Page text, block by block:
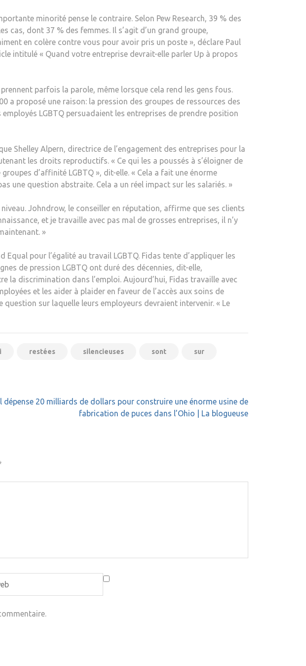
minorité pense le contraire. Selon Pew Research, 39 % des
cas, dont 37 % des femmes. Il s’agit d’un grand groupe,
en colère contre vous pour avoir pris un poste », déclare Paul
intitulé « Quand votre entreprise devrait-elle parler Up à propos
parfois la parole, même lorsque cela rend les gens fous.
a proposé une raison: la pression des groupes de ressources des
LGBTQ persuadaient les entreprises de prendre position
Shelley Alpern, directrice de l’engagement des entreprises pour la
les droits reproductifs. « Ce qui les a poussés à s’éloigner de
d’affinité LGBTQ », dit-elle. « Cela a fait une énorme
une question abstraite. Cela a un réel impact sur les salariés. »
Johndrow, le conseiller en réputation, affirme que ses clients
et je travaille avec pas mal de grosses entreprises, il n’y
»
pour l’égalité au travail LGBTQ. Fidas tente d’appliquer les
de pression LGBTQ ont duré des décennies, dit-elle,
la discrimination dans l’emploi. Aujourd’hui, Fidas travaille avec
et les aider à plaider en faveur de l’accès aux soins de
sur laquelle leurs employeurs devraient intervenir. « Le
restées silencieuses sont sur
dépense 20 milliards de dollars pour construire une énorme usine de
fabrication de puces dans l’Ohio | La blogueuse